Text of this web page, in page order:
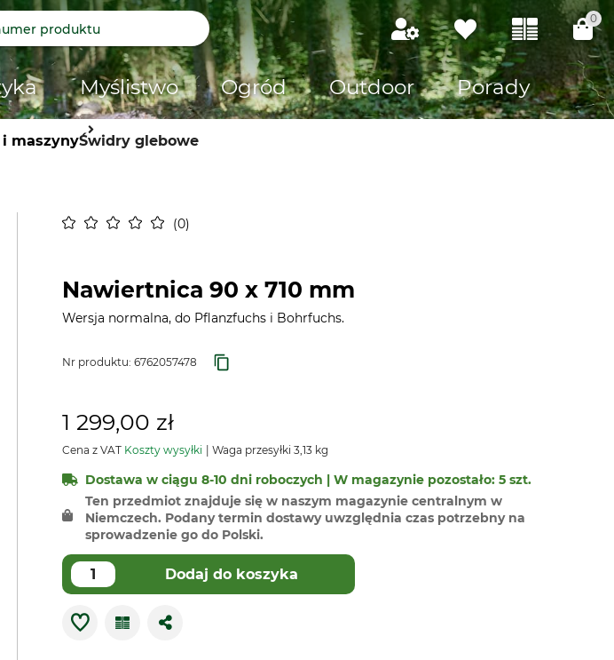
0
Myślistwo Ogród Outdoor Porady
maszynyŚwidry glebowe
0
Nawiertnica 90 x 710 mm
Wersja normalna, do Pflanzfuchs i Bohrfuchs.
Nr produktu: 6762057478
1 299,00 zł
Cena z VAT Koszty wysyłki Waga przesyłki 3,13 kg
Dostawa w ciągu 8-10 dni roboczych | W magazynie pozostało: 5 szt.
Ten przedmiot znajduje się w naszym magazynie centralnym w
Niemczech. Podany termin dostawy uwzględnia czas potrzebny na
sprowadzenie go do Polski.
Dodaj do koszyka